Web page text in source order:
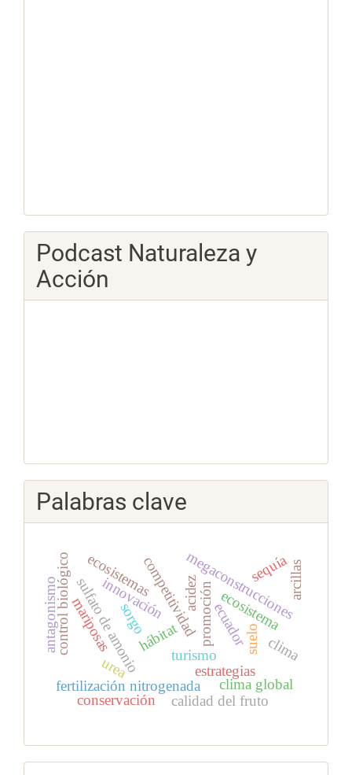
Podcast Naturaleza y
Acción
Palabras clave
turismo
competitividadpromoción
estrategias
innovación
fertilización nitrogenada
sulfato de amonio
urea
sorgo megaconstrucciones
calidad del fruto
clima global
ecuador
hábitat
mariposas ecosistema
sequía
suelo
control biológico
antagonismo
ecosistemas
conservación
clima
arcillas
acidez